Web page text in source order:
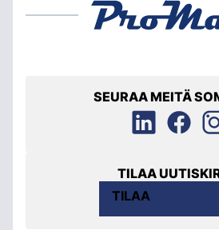
SEURAA MEITÄ
TILAA
TILAA